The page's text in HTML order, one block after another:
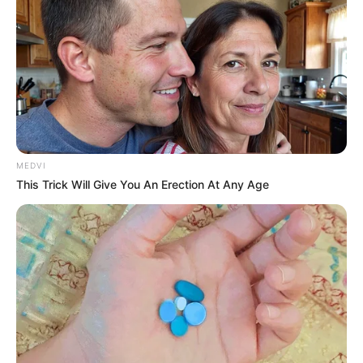
Data e local.
Nome do presidente
Presidente do ( NOME DA ENTIDADE DA CATEGORIA)
-115
Acompanhe as Redes sociais ligadas ao JASB- Jornal dos
acontecimentos envolvendo as duas categorias de forma ampla e
com a imparcialidade que todos desejam.
Autorizada a reprodução, desde que a fonte seja citada com o link
da matéria.
O jornalismo do JASB - Jornal dos Agentes de Saúde do Brasil
precisa de você
para continuar marcando ponto na vida da
categoria.
MEDVI
This Trick Will Give You An Erection At Any Age